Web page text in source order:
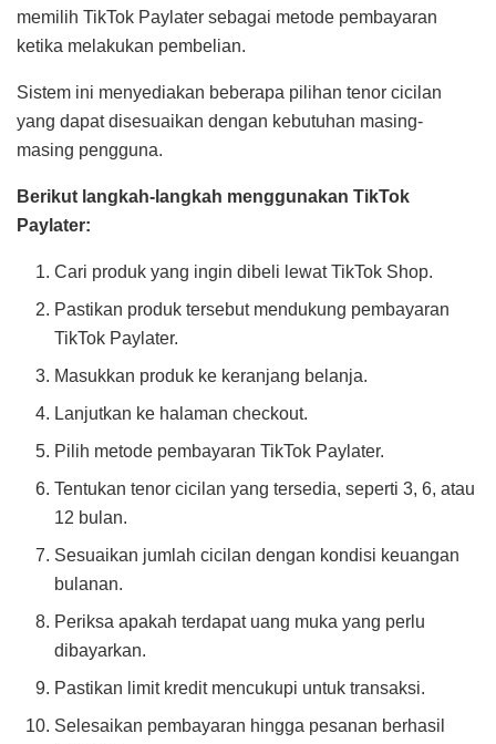
memilih TikTok Paylater sebagai metode pembayaran
ketika melakukan pembelian.
Sistem ini menyediakan beberapa pilihan tenor cicilan
yang dapat disesuaikan dengan kebutuhan masing-
masing pengguna.
Berikut langkah-langkah menggunakan TikTok
Paylater:
Cari produk yang ingin dibeli lewat TikTok Shop.
Pastikan produk tersebut mendukung pembayaran
TikTok Paylater.
Masukkan produk ke keranjang belanja.
Lanjutkan ke halaman checkout.
Pilih metode pembayaran TikTok Paylater.
Tentukan tenor cicilan yang tersedia, seperti 3, 6, atau
12 bulan.
Sesuaikan jumlah cicilan dengan kondisi keuangan
bulanan.
Periksa apakah terdapat uang muka yang perlu
dibayarkan.
Pastikan limit kredit mencukupi untuk transaksi.
Selesaikan pembayaran hingga pesanan berhasil